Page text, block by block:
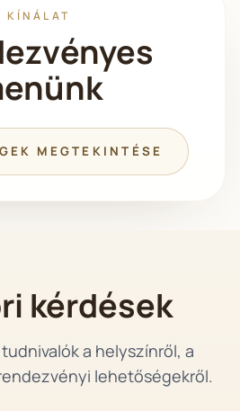
KÍNÁLAT
MEGTEKINTÉSE
kérdések
a helyszínről, a
lehetőségekről.